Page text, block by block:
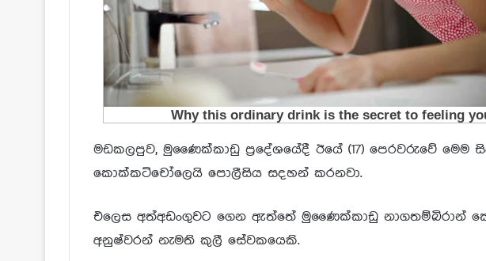
මඩකලපුව, මුණෛක්කාඩු ප්‍රදේශයේදී ඊයේ (17) පෙරවරුවේ
කොක්කටිචෝලෙයි පොලීසිය සදහන් කරනවා.
එලෙස අත්අඩංගුවට ගෙන ඇත්තේ මුණෛක්කාඩු නාගතම්බිරාන්
අනුෂ්වරන් නැමති කුලී සේවකයෙකි.